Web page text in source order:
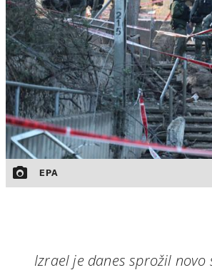
EPA
Izrael je danes sprožil